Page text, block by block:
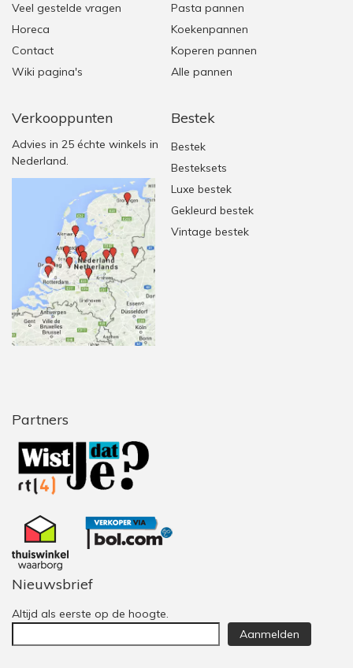
Veel gestelde vragen
Horeca
Contact
Wiki pagina's
Verkooppunten
Advies in 25 échte winkels in
Nederland.
Pasta pannen
Koekenpannen
Koperen pannen
Alle pannen
Bestek
Bestek
Besteksets
Luxe bestek
Gekleurd bestek
Vintage bestek
Partners
Nieuwsbrief
Altijd als eerste op de hoogte.
Aanmelden